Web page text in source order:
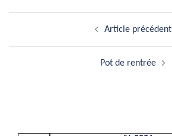
Article précédent
Pot de rentrée